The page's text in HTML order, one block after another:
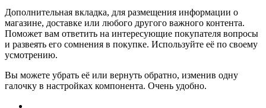
Дополнительная вкладка, для размещения информации о
магазине, доставке или любого другого важного контента.
Поможет вам ответить на интересующие покупателя вопросы
и развеять его сомнения в покупке. Используйте её по своему
усмотрению.
Вы можете убрать её или вернуть обратно, изменив одну
галочку в настройках компонента. Очень удобно.